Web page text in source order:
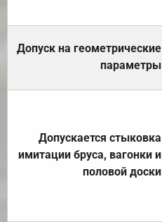
Допуск на геометрические
параметры
Допускается стыковка
имитации бруса, вагонки и
половой доски